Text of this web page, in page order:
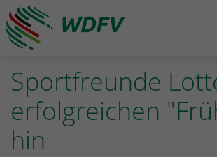
Logo: wdfv führt
Sportfreunde
erfolgreichen
hin